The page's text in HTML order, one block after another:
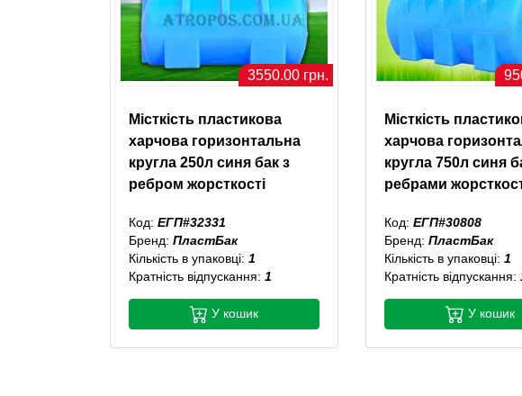
3550.00 грн.
Місткість пластикова
харчова горизонтальна
кругла 250л синя бак з
ребром жорсткості
Код: ЕГП#32331
Бренд: ПластБак
Кількість в упаковці: 1
Кратність відпускання: 1
У кошик
Місткість
харчова
кругла 750л синя
ребрами
Код:ЕГП#30808
Бренд:ПластБак
Кількість в упаковці:1
Кратність відпускання:
У кошик